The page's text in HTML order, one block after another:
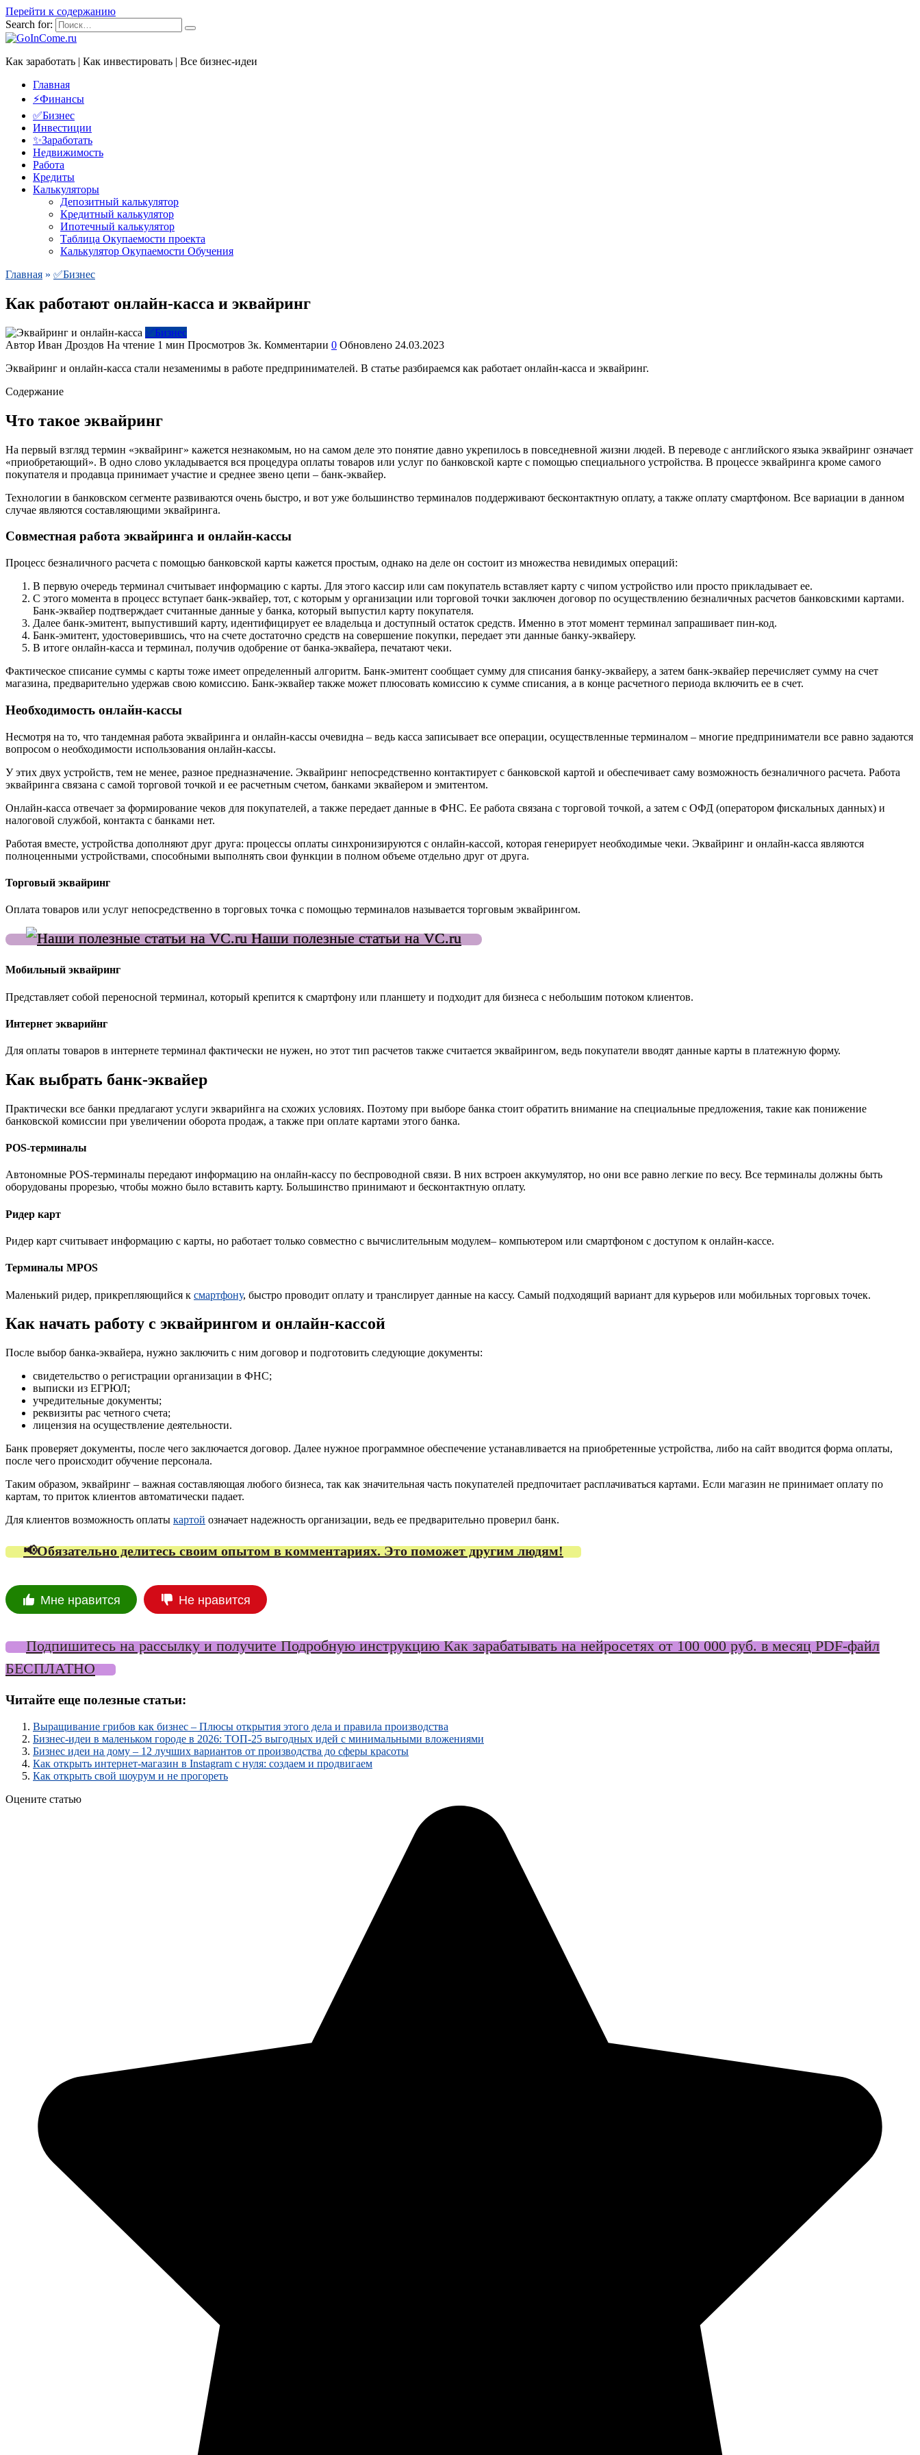
Перейти к содержанию
Search for:
Как заработать | Как инвестировать | Все бизнес-идеи
Главная
⚡Финансы
✅Бизнес
Инвестиции
✨Заработать
Недвижимость
Работа
Кредиты
Калькуляторы
Депозитный калькулятор
Кредитный калькулятор
Ипотечный калькулятор
Таблица Окупаемости проекта
Калькулятор Окупаемости Обучения
Главная » ✅Бизнес
Как работают онлайн-касса и эквайринг
✅Бизнес
Автор Иван Дроздов На чтение 1 мин Просмотров 3к. Комментарии 0 Обновлено 24.03.2023
Эквайринг и онлайн-касса стали незаменимы в работе предпринимателей. В статье разбираемся как работает онлайн-касса и эквайринг.
Содержание
Что такое эквайринг
На первый взгляд термин «эквайринг» кажется незнакомым, но на самом деле это понятие давно укрепилось в повседневной жизни людей. В переводе с английского языка эквайринг означает
«приобретающий». В одно слово укладывается вся процедура оплаты товаров или услуг по банковской карте с помощью специального устройства. В процессе эквайринга кроме самого
покупателя и продавца принимает участие и среднее звено цепи – банк-эквайер.
Технологии в банковском сегменте развиваются очень быстро, и вот уже большинство терминалов поддерживают бесконтактную оплату, а также оплату смартфоном. Все вариации в данном
случае являются составляющими эквайринга.
Совместная работа эквайринга и онлайн-кассы
Процесс безналичного расчета с помощью банковской карты кажется простым, однако на деле он состоит из множества невидимых операций:
В первую очередь терминал считывает информацию с карты. Для этого кассир или сам покупатель вставляет карту с чипом устройство или просто прикладывает ее.
С этого момента в процесс вступает банк-эквайер, тот, с которым у организации или торговой точки заключен договор по осуществлению безналичных расчетов банковскими картами.
Банк-эквайер подтверждает считанные данные у банка, который выпустил карту покупателя.
Далее банк-эмитент, выпустивший карту, идентифицирует ее владельца и доступный остаток средств. Именно в этот момент терминал запрашивает пин-код.
Банк-эмитент, удостоверившись, что на счете достаточно средств на совершение покупки, передает эти данные банку-эквайеру.
В итоге онлайн-касса и терминал, получив одобрение от банка-эквайера, печатают чеки.
Фактическое списание суммы с карты тоже имеет определенный алгоритм. Банк-эмитент сообщает сумму для списания банку-эквайеру, а затем банк-эквайер перечисляет сумму на счет
магазина, предварительно удержав свою комиссию. Банк-эквайер также может плюсовать комиссию к сумме списания, а в конце расчетного периода включить ее в счет.
Необходимость онлайн-кассы
Несмотря на то, что тандемная работа эквайринга и онлайн-кассы очевидна – ведь касса записывает все операции, осуществленные терминалом – многие предприниматели все равно задаются
вопросом о необходимости использования онлайн-кассы.
У этих двух устройств, тем не менее, разное предназначение. Эквайринг непосредственно контактирует с банковской картой и обеспечивает саму возможность безналичного расчета. Работа
эквайринга связана с самой торговой точкой и ее расчетным счетом, банками эквайером и эмитентом.
Онлайн-касса отвечает за формирование чеков для покупателей, а также передает данные в ФНС. Ее работа связана с торговой точкой, а затем с ОФД (оператором фискальных данных) и
налоговой службой, контакта с банками нет.
Работая вместе, устройства дополняют друг друга: процессы оплаты синхронизируются с онлайн-кассой, которая генерирует необходимые чеки. Эквайринг и онлайн-касса являются
полноценными устройствами, способными выполнять свои функции в полном объеме отдельно друг от друга.
Торговый эквайринг
Оплата товаров или услуг непосредственно в торговых точка с помощью терминалов называется торговым эквайрингом.
Наши полезные статьи на VC.ru
Мобильный эквайринг
Представляет собой переносной терминал, который крепится к смартфону или планшету и подходит для бизнеса с небольшим потоком клиентов.
Интернет экварийнг
Для оплаты товаров в интернете терминал фактически не нужен, но этот тип расчетов также считается эквайрингом, ведь покупатели вводят данные карты в платежную форму.
Как выбрать банк-эквайер
Практически все банки предлагают услуги экварийнга на схожих условиях. Поэтому при выборе банка стоит обратить внимание на специальные предложения, такие как понижение
банковской комиссии при увеличении оборота продаж, а также при оплате картами этого банка.
POS-терминалы
Автономные POS-терминалы передают информацию на онлайн-кассу по беспроводной связи. В них встроен аккумулятор, но они все равно легкие по весу. Все терминалы должны быть
оборудованы прорезью, чтобы можно было вставить карту. Большинство принимают и бесконтактную оплату.
Ридер карт
Ридер карт считывает информацию с карты, но работает только совместно с вычислительным модулем– компьютером или смартфоном с доступом к онлайн-кассе.
Терминалы MPOS
Маленький ридер, прикрепляющийся к смартфону, быстро проводит оплату и транслирует данные на кассу. Самый подходящий вариант для курьеров или мобильных торговых точек.
Как начать работу с эквайрингом и онлайн-кассой
После выбор банка-эквайера, нужно заключить с ним договор и подготовить следующие документы:
свидетельство о регистрации организации в ФНС;
выписки из ЕГРЮЛ;
учредительные документы;
реквизиты рас четного счета;
лицензия на осуществление деятельности.
Банк проверяет документы, после чего заключается договор. Далее нужное программное обеспечение устанавливается на приобретенные устройства, либо на сайт вводится форма оплаты,
после чего происходит обучение персонала.
Таким образом, эквайринг – важная составляющая любого бизнеса, так как значительная часть покупателей предпочитает расплачиваться картами. Если магазин не принимает оплату по
картам, то приток клиентов автоматически падает.
Для клиентов возможность оплаты картой означает надежность организации, ведь ее предварительно проверил банк.
📢Обязательно делитесь своим опытом в комментариях. Это поможет другим людям!
Мне нравится Не нравится
Подпишитесь на рассылку и получите Подробную инструкцию Как зарабатывать на нейросетях от 100 000 руб. в месяц PDF-файл
БЕСПЛАТНО
Читайте еще полезные статьи:
Выращивание грибов как бизнес – Плюсы открытия этого дела и правила производства
Бизнес-идеи в маленьком городе в 2026: ТОП-25 выгодных идей с минимальными вложениями
Бизнес идеи на дому – 12 лучших вариантов от производства до сферы красоты
Как открыть интернет-магазин в Instagram с нуля: создаем и продвигаем
Как открыть свой шоурум и не прогореть
Оцените статью